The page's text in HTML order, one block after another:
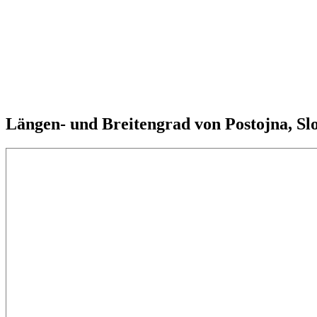
Längen- und Breitengrad von Postojna,